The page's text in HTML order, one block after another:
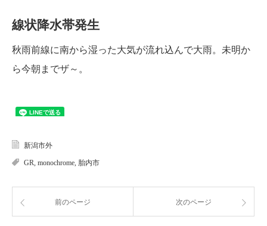
線状降水帯発生
秋雨前線に南から湿った大気が流れ込んで大雨。未明か
ら今朝までザ～。
新潟市外
GR, monochrome, 胎内市
前のページ 次のページ